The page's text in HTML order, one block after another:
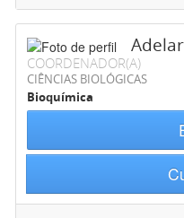
COORDENADOR(A)
CIÊNCIAS BIOLÓGICAS
Bioquímica